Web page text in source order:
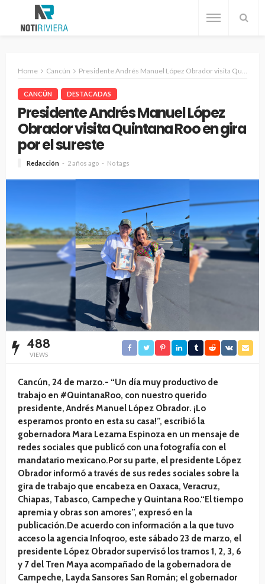
Home Cancún Presidente Andrés Manuel López Obrador visita Quintana Roo en gira por el sureste
CANCÚN DESTACADAS
Presidente Andrés Manuel López
Obrador visita Quintana Roo en gira
por el sureste
Redacción 2 años ago No tags
488
VIEWS
Cancún, 24 de marzo.- “Un día muy productivo de
trabajo en #QuintanaRoo, con nuestro querido
presidente, Andrés Manuel López Obrador. ¡Lo
esperamos pronto en esta su casa!”, escribió la
gobernadora Mara Lezama Espinoza en un mensaje de
redes sociales que publicó con una fotografía con el
mandatario mexicano.Por su parte, el presidente López
Obrador informó a través de sus redes sociales sobre la
gira de trabajo que encabeza en Oaxaca, Veracruz,
Chiapas, Tabasco, Campeche y Quintana Roo.“El tiempo
apremia y obras son amores”, expresó en la
publicación.De acuerdo con información a la que tuvo
acceso la agencia Infoqroo, este sábado 23 de marzo, el
presidente López Obrador supervisó los tramos 1, 2, 3, 6
y 7 del Tren Maya acompañado de la gobernadora de
Campeche, Layda Sansores San Román; el gobernador